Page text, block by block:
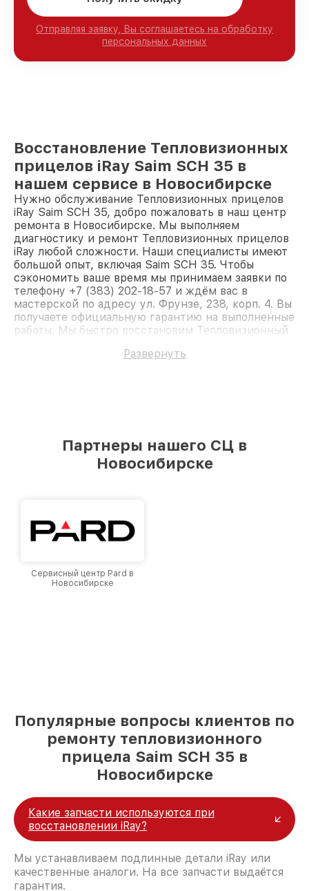
Отправляя заявку, Вы соглашаетесь на обработку
персональных данных
Восстановление Тепловизионных
прицелов iRay Saim SCH 35 в
нашем сервисе в Новосибирске
Нужно обслуживание Тепловизионных прицелов
iRay Saim SCH 35, добро пожаловать в наш центр
ремонта в Новосибирске. Мы выполняем
диагностику и ремонт Тепловизионных прицелов
iRay любой сложности. Наши специалисты имеют
большой опыт, включая Saim SCH 35. Чтобы
сэкономить ваше время мы принимаем заявки по
телефону +7 (383) 202-18-57 и ждём вас в
мастерской по адресу ул. Фрунзе, 238, корп. 4. Вы
получаете официальную гарантию на выполненные
работы. Мы быстро восстановим Тепловизионный
Развернуть
Партнеры нашего СЦ в
Новосибирске
Сервисный центр Pard в
Новосибирске
Популярные вопросы клиентов по
ремонту тепловизионного
прицела Saim SCH 35 в
Новосибирске
Какие запчасти используются при
восстановлении iRay?
Мы устанавливаем подлинные детали iRay или
качественные аналоги. На все запчасти выдаётся
гарантия.